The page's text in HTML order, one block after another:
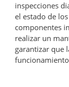
inspecciones
el estado de
componentes
realizar un
garantizar que